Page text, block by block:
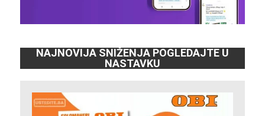
NAJNOVIJA SNIŽENJA POGLEDAJTE U
NASTAVKU